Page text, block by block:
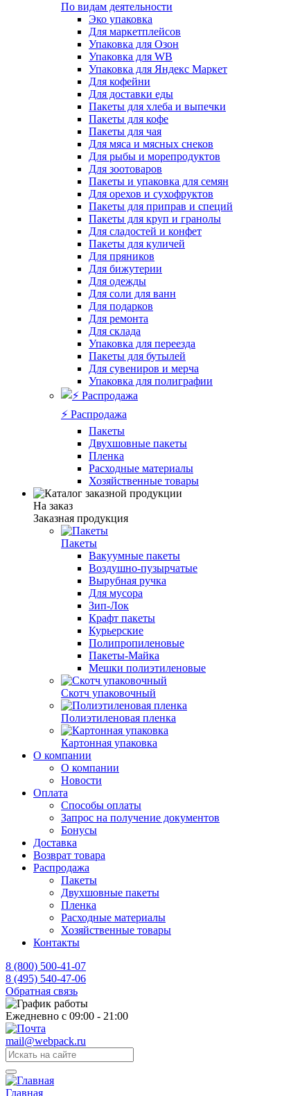
По видам деятельности
Эко упаковка
Для маркетплейсов
Упаковка для Озон
Упаковка для WB
Упаковка для Яндекс Маркет
Для кофейни
Для доставки еды
Пакеты для хлеба и выпечки
Пакеты для кофе
Пакеты для чая
Для мяса и мясных снеков
Для рыбы и морепродуктов
Для зоотоваров
Пакеты и упаковка для семян
Для орехов и сухофруктов
Пакеты для приправ и специй
Пакеты для круп и гранолы
Для сладостей и конфет
Пакеты для куличей
Для пряников
Для бижутерии
Для одежды
Для соли для ванн
Для подарков
Для ремонта
Для склада
Упаковка для переезда
Пакеты для бутылей
Для сувениров и мерча
Упаковка для полиграфии
⚡️ Распродажа
Пакеты
Двухшовные пакеты
Пленка
Расходные материалы
Хозяйственные товары
На заказ
Заказная продукция
Пакеты
Вакуумные пакеты
Воздушно-пузырчатые
Вырубная ручка
Для мусора
Зип-Лок
Крафт пакеты
Курьерские
Полипропиленовые
Пакеты-Майка
Мешки полиэтиленовые
Скотч упаковочный
Полиэтиленовая пленка
Картонная упаковка
О компании
О компании
Новости
Оплата
Способы оплаты
Запрос на получение документов
Бонусы
Доставка
Возврат товара
Распродажа
Пакеты
Двухшовные пакеты
Пленка
Расходные материалы
Хозяйственные товары
Контакты
8 (800) 500-41-07
8 (495) 540-47-06
Обратная связь
Ежедневно с 09:00 - 21:00
mail@webpack.ru
Главная